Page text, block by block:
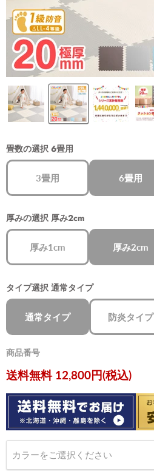
畳数の選択 6畳用
3畳用 6畳用
厚みの選択 厚み2cm
厚み1cm 厚み2cm
タイプ選択 通常タイプ
通常タイプ 防炎タイプ
商品番号
現在の価格
送料無料 12,800円(税込)
カラーをご選択ください